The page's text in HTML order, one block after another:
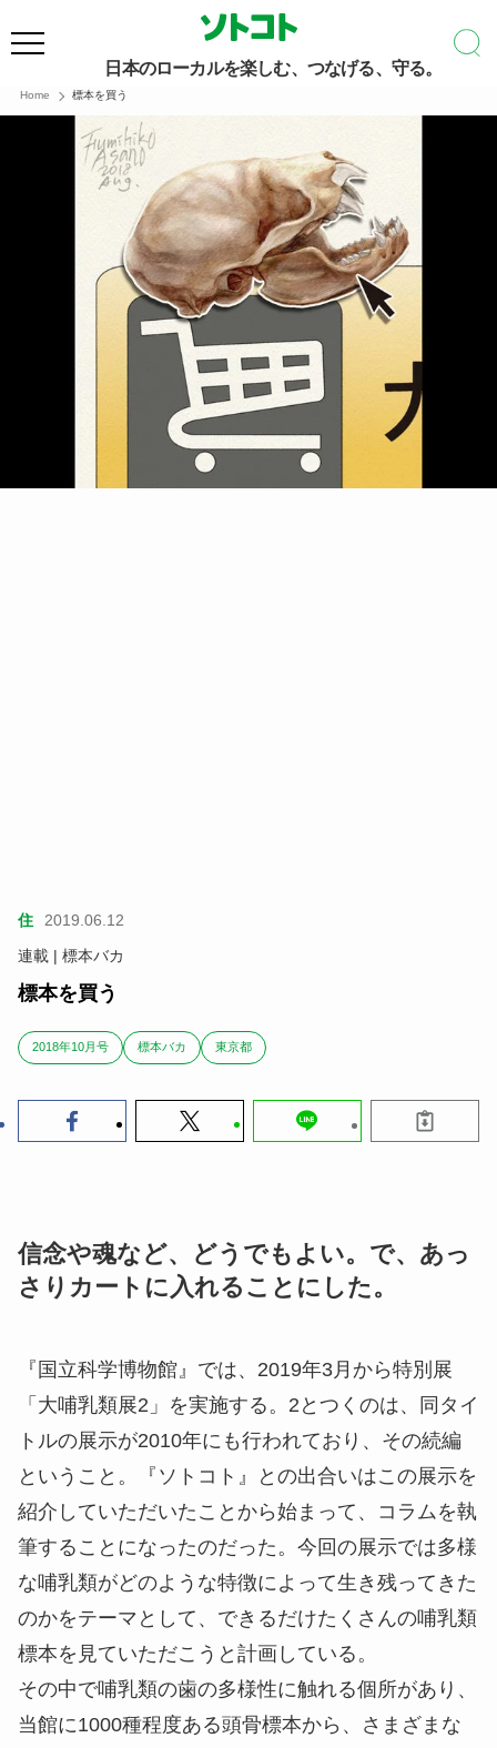
日本のローカルを楽しむ、つなげる、守る。
Home 標本を買う
住
2019.06.12
連載 | 標本バカ
標本を買う
2018年10月号 標本バカ 東京都
信念や魂など、どうでもよい。で、あっ
さりカートに入れることにした。
『国立科学博物館』では、2019年3月から特別展
「大哺乳類展2」を実施する。2とつくのは、同タイ
トルの展示が2010年にも行われており、その続編
ということ。『ソトコト』との出合いはこの展示を
紹介していただいたことから始まって、コラムを執
筆することになったのだった。今回の展示では多様
な哺乳類がどのような特徴によって生き残ってきた
のかをテーマとして、できるだけたくさんの哺乳類
標本を見ていただこうと計画している。
その中で哺乳類の歯の多様性に触れる個所があり、
当館に1000種程度ある頭骨標本から、さまざまな